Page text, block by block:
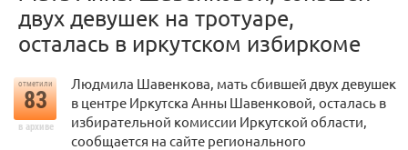
двух девушек на тротуаре,
осталась в иркутском избиркоме
отметили
83
в архиве
Людмила Шавенкова, мать сбившей двух девушек
в центре Иркутска Анны Шавенковой, осталась в
избирательной комиссии Иркутской области,
сообщается на сайте регионального